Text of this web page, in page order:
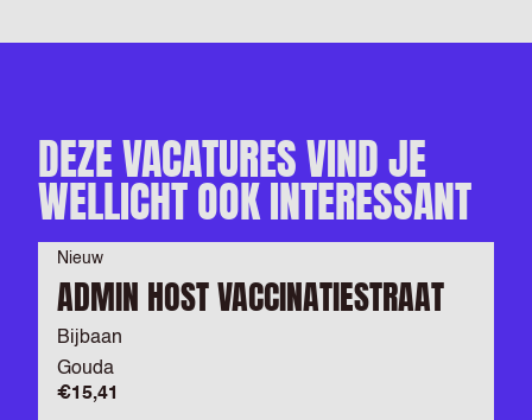
DEZE VACATURES VIND JE
WELLICHT OOK INTERESSANT
Nieuw
ADMIN HOST VACCINATIESTRAAT
Bijbaan
Gouda
€15,41